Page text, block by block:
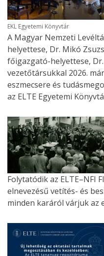
EKL Egyetemi Könyvtár
A Magyar Nemzeti
helyettese, Dr. Mikó
főigazgató-helyettese,
vezetőtársukkal 2026.
eszmecsere és
az ELTE Egyetemi
Folytatódik az ELTE–NFI
elnevezésű vetítés- és
minden karáról várjuk az